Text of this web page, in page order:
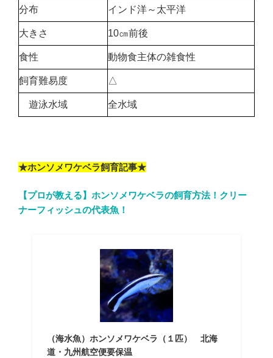
分布 インド洋～太平洋
大きさ 10㎝前後
食性 動物食主体の雑食性
飼育難易度 △
遊泳水域 全水域
★ホンソメワケベラ飼育記事★
【プロが教える】ホンソメワケベラの飼育方法！クリー
ナーフィッシュの代表魚！
（海水魚）ホンソメワケベラ（１匹） 北海
道・九州航空便要保温